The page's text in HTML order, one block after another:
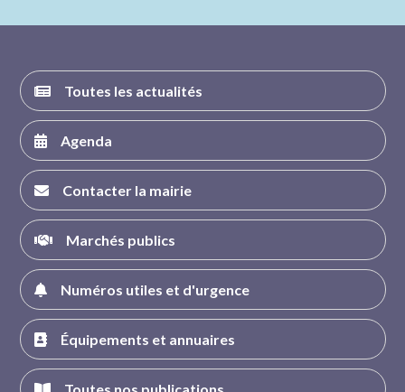
Toutes les actualités
Agenda
Contacter la mairie
Marchés publics
Numéros utiles et d'urgence
Équipements et annuaires